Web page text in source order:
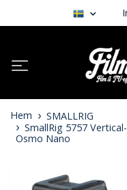
Hem
SMALLRIG
SmallRig 5757
Osmo Nano